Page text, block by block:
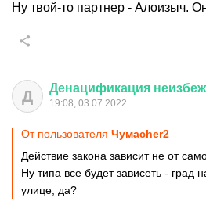
Ну твой-то партнер - Алоизыч.
Д Денацификация
19:08, 03.07.2022
От пользователя Чумаcher2
Действие закона зависит не от
Ну типа все будет зависеть - град
улице, да?